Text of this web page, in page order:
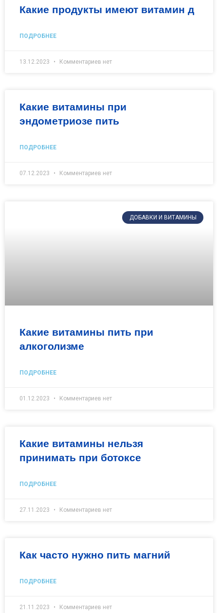
Какие продукты имеют витамин д
ПОДРОБНЕЕ
13.12.2023 Комментариев нет
Какие витамины при
эндометриозе пить
ПОДРОБНЕЕ
07.12.2023 Комментариев нет
ДОБАВКИ И ВИТАМИНЫ
Какие витамины пить при
алкоголизме
ПОДРОБНЕЕ
01.12.2023 Комментариев нет
Какие витамины нельзя
принимать при ботоксе
ПОДРОБНЕЕ
27.11.2023 Комментариев нет
Как часто нужно пить магний
ПОДРОБНЕЕ
21.11.2023 Комментариев нет